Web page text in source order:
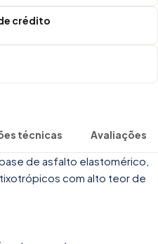
crédito
técnicas Avaliações
de asfalto elastomérico,
com alto teor de